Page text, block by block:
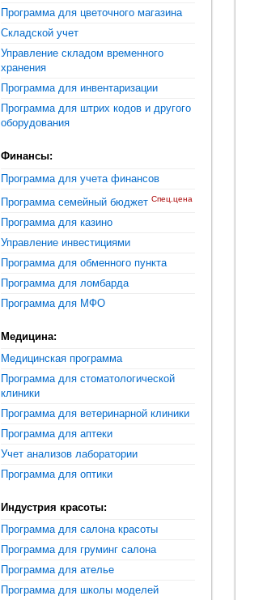
Программа для цветочного магазина
Складской учет
Управление складом временного
хранения
Программа для инвентаризации
Программа для штрих кодов и другого
оборудования
Финансы:
Программа для учета финансов
Программа семейный бюджет Спец.цена
Программа для казино
Управление инвестициями
Программа для обменного пункта
Программа для ломбарда
Программа для МФО
Медицина:
Медицинская программа
Программа для стоматологической
клиники
Программа для ветеринарной клиники
Программа для аптеки
Учет анализов лаборатории
Программа для оптики
Индустрия красоты:
Программа для салона красоты
Программа для груминг салона
Программа для ателье
Программа для школы моделей